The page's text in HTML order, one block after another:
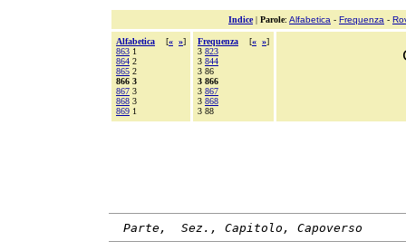
Indice| Parole: Alfabetica - Frequenza -
Alfabetica [« »]
863 1
864 2
865 2
866 3
867 3
868 3
869 1
Frequenza [« »]
3 823
3 844
3 86
3 866
3 867
3 868
3 88
Parte,  Sez., Capitolo, Capoverso